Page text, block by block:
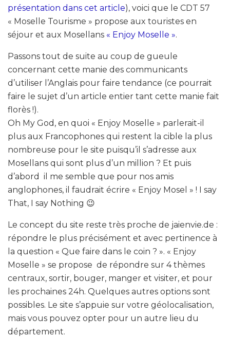
présentation dans cet article), voici que le CDT 57
« Moselle Tourisme » propose aux touristes en
séjour et aux Mosellans « Enjoy Moselle ».
Passons tout de suite au coup de gueule
concernant cette manie des communicants
d’utiliser l’Anglais pour faire tendance (ce pourrait
faire le sujet d’un article entier tant cette manie fait
florès !).
Oh My God, en quoi « Enjoy Moselle » parlerait-il
plus aux Francophones qui restent la cible la plus
nombreuse pour le site puisqu’il s’adresse aux
Mosellans qui sont plus d’un million ? Et puis
d’abord il me semble que pour nos amis
anglophones, il faudrait écrire « Enjoy Mosel » ! I say
That, I say Nothing 😉
Le concept du site reste très proche de jaienvie.de :
répondre le plus précisément et avec pertinence à
la question « Que faire dans le coin ? ». « Enjoy
Moselle » se propose de répondre sur 4 thèmes
centraux, sortir, bouger, manger et visiter, et pour
les prochaines 24h. Quelques autres options sont
possibles. Le site s’appuie sur votre géolocalisation,
mais vous pouvez opter pour un autre lieu du
département.